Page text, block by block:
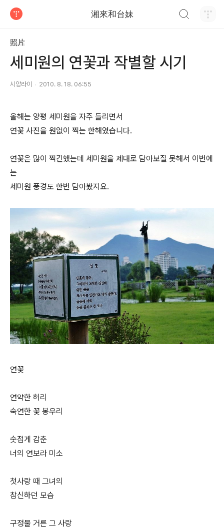
湘來和台妹
照片
세미원의 연꽃과 작별할 시기
시앙라이 2010. 8. 18. 06:55
올해는 양평 세미원을 자주 들리면서
연꽃 사진을 원없이 찍는 한해였습니다.
연꽃은 많이 찍긴했는데 세미원을 제대로 담아보질 못해서 이번에
는
세미원 풍경도 한번 담아봤지요.
연꽃
연약한 허리
숙연한 꽃 봉우리
숫접게 감춘
너의 연보라 미소
첫사랑 때 그녀의
참신하던 모습
구정물 거른 그 사랑